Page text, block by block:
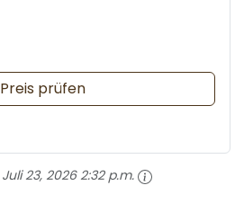
Preis prüfen
Juli 23, 2026 2:32 p.m.